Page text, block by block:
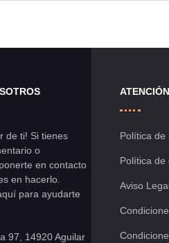
de ti! Si tienes
o
en contacto
en hacerlo.
para ayudarte
97, 14920 Aguilar
Política de
Política de
Aviso